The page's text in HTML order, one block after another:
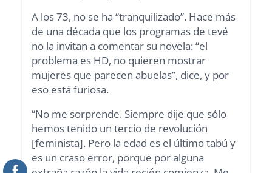
A los 73, no se ha “tranquilizado”. Hace más
de una década que los programas de tevé
no la invitan a comentar su novela: “el
problema es HD, no quieren mostrar
mujeres que parecen abuelas”, dice, y por
eso está furiosa.
“No me sorprende. Siempre dije que sólo
hemos tenido un tercio de revolución
[feminista]. Pero la edad es el último tabú y
es un craso error, porque por alguna